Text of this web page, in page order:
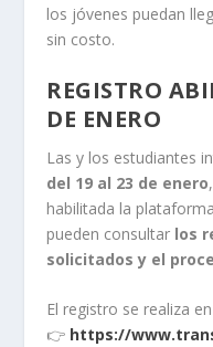
los jóvenes puedan
sin costo.
REGISTRO
DE ENERO
Las y los estudiantes
del 19 al 23 de enero
habilitada la
pueden consultar los
solicitados y el
El registro se realiza
👉 https://